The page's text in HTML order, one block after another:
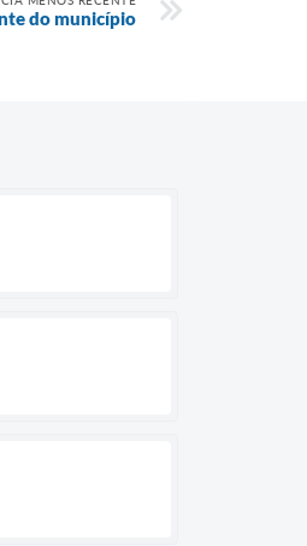
do município